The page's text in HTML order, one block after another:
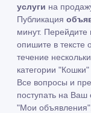
услуги на
Публикация
минут. Перейдите
опишите в тексте
течение
категории
Все вопросы и
поступать на Ваш
"Мои объявления".